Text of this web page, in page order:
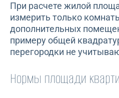
При расчете жилой
измерить только
дополнительных
примеру общей
перегородки не
Нормы площади